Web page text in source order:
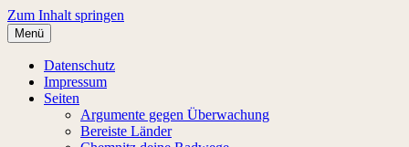
Zum Inhalt springen
Menü
Datenschutz
Impressum
Seiten
Argumente gegen Überwachung
Bereiste Länder